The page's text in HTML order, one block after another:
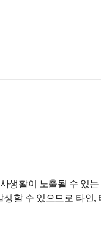
생활이 노출될 수 있
할 수 있으므로 타인,